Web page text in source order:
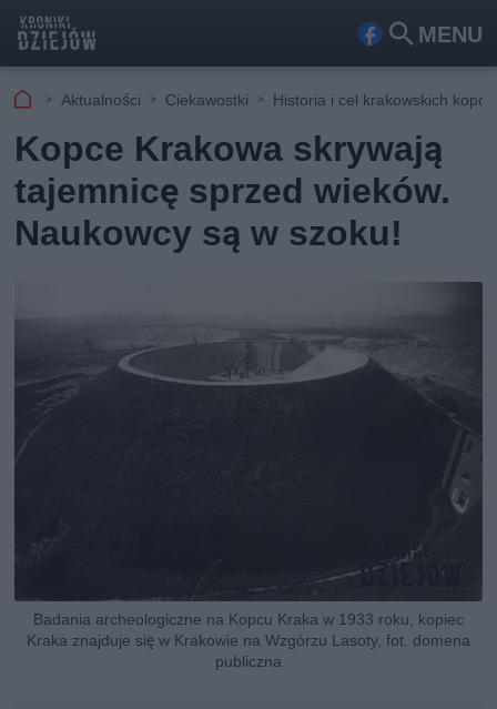
MENU
Fa
ook
Szu
kaj
Aktualności Ciekawostki Historia i cel krakowskich
Kopce Krakowa skrywają
tajemnicę sprzed wieków.
Naukowcy są w szoku!
Badania archeologiczne na Kopcu Kraka w 1933 roku, kopiec
Kraka znajduje się w Krakowie na Wzgórzu Lasoty, fot. domena
publiczna